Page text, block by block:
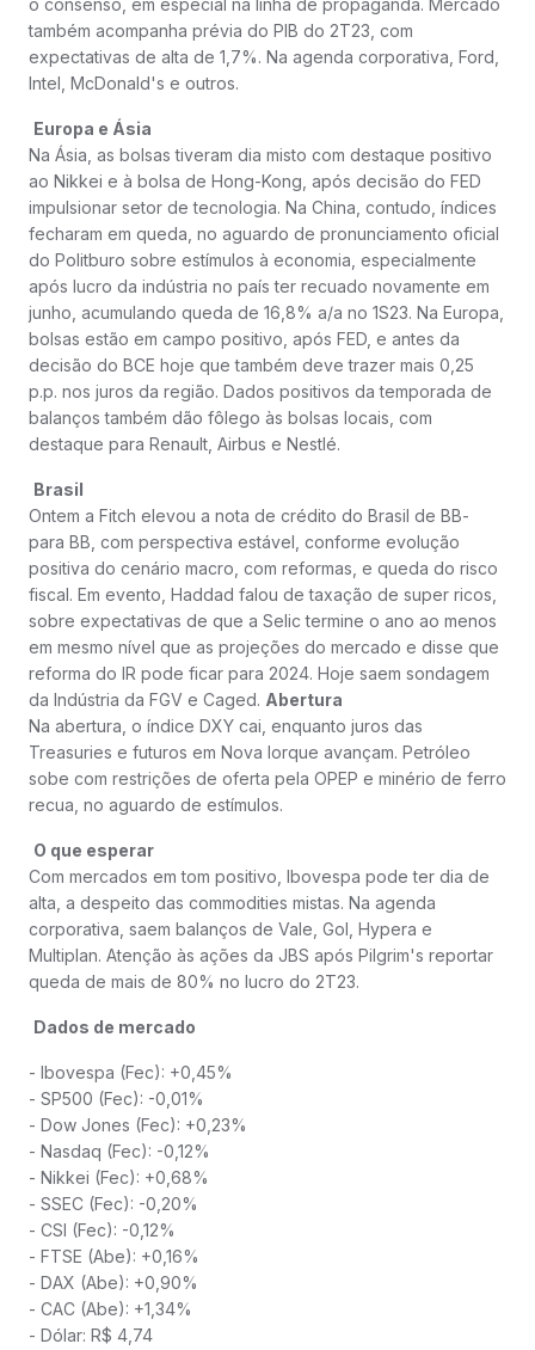
o consenso, em especial na linha de propaganda. Mercado
também acompanha prévia do PIB do 2T23, com
expectativas de alta de 1,7%. Na agenda corporativa, Ford,
Intel, McDonald's e outros.
Europa e Ásia
Na Ásia, as bolsas tiveram dia misto com destaque positivo
ao Nikkei e à bolsa de Hong-Kong, após decisão do FED
impulsionar setor de tecnologia. Na China, contudo, índices
fecharam em queda, no aguardo de pronunciamento oficial
do Politburo sobre estímulos à economia, especialmente
após lucro da indústria no país ter recuado novamente em
junho, acumulando queda de 16,8% a/a no 1S23. Na Europa,
bolsas estão em campo positivo, após FED, e antes da
decisão do BCE hoje que também deve trazer mais 0,25
p.p. nos juros da região. Dados positivos da temporada de
balanços também dão fôlego às bolsas locais, com
destaque para Renault, Airbus e Nestlé.
Brasil
Ontem a Fitch elevou a nota de crédito do Brasil de BB-
para BB, com perspectiva estável, conforme evolução
positiva do cenário macro, com reformas, e queda do risco
fiscal. Em evento, Haddad falou de taxação de super ricos,
sobre expectativas de que a Selic termine o ano ao menos
em mesmo nível que as projeções do mercado e disse que
reforma do IR pode ficar para 2024. Hoje saem sondagem
da Indústria da FGV e Caged. Abertura
Na abertura, o índice DXY cai, enquanto juros das
Treasuries e futuros em Nova Iorque avançam. Petróleo
sobe com restrições de oferta pela OPEP e minério de ferro
recua, no aguardo de estímulos.
O que esperar
Com mercados em tom positivo, Ibovespa pode ter dia de
alta, a despeito das commodities mistas. Na agenda
corporativa, saem balanços de Vale, Gol, Hypera e
Multiplan. Atenção às ações da JBS após Pilgrim's reportar
queda de mais de 80% no lucro do 2T23.
Dados de mercado
- Ibovespa (Fec): +0,45%
- SP500 (Fec): -0,01%
- Dow Jones (Fec): +0,23%
- Nasdaq (Fec): -0,12%
- Nikkei (Fec): +0,68%
- SSEC (Fec): -0,20%
- CSI (Fec): -0,12%
- FTSE (Abe): +0,16%
- DAX (Abe): +0,90%
- CAC (Abe): +1,34%
- Dólar: R$ 4,74